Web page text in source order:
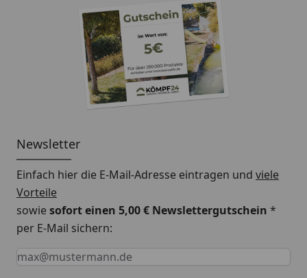
Traufbretter montiert werden, allerdings müssen die
Rinneisen entsprechend der Dachneigung bauseits
gebogen werden.
Schrauben für die Befestigung der Rinnenhalter sind
nicht im Lieferumfang enthalten.
Montageanleitung Wulstrinne Typ 250
Newsletter
Einfach hier die E-Mail-Adresse eintragen und viele
Vorteile
sowiesofort einen 5,00 € Newslettergutschein *
per E-Mail sichern:
Keine Eingabe erforderlich
Eingabe erforderlich
E-Mail *